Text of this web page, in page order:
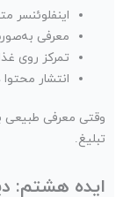
اینفلوئنسر
معرفی
تمرکز روی
انتشار
وقتی معرفی طبیعی
تبلیغ.
ایده هشتم: